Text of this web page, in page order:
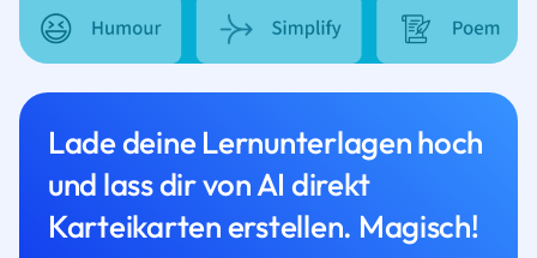
Lade deine Lernunterlagen hoch
und lass dir von AI direkt
Karteikarten erstellen. Magisch!